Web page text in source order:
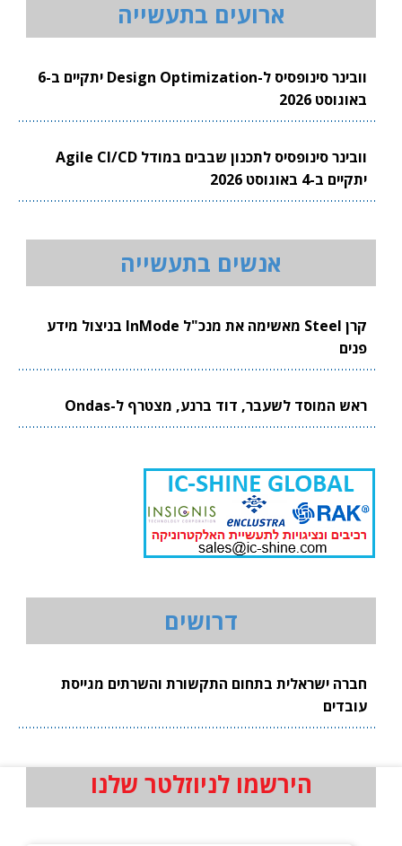
ארועים בתעשייה
וובינר סינופסיס ל-Design Optimization יתקיים ב-6
באוגוסט 2026
וובינר סינופסיס לתכנון שבבים במודל Agile CI/CD
יתקיים ב-4 באוגוסט 2026
אנשים בתעשייה
קרן Steel מאשימה את מנכ"ל InMode בניצול מידע
פנים
ראש המוסד לשעבר, דוד ברנע, מצטרף ל-Ondas
דרושים
חברה ישראלית בתחום התקשורת והשרתים מגייסת
עובדים
הירשמו לניוזלטר שלנו